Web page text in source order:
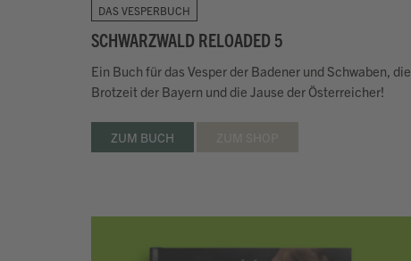
DAS VESPERBUCH
SCHWARZWALD RELOADED 5
Ein Buch für das Vesper der Badener und Schwaben, die
Brotzeit der Bayern und die Jause der Österreicher!
ZUM BUCH